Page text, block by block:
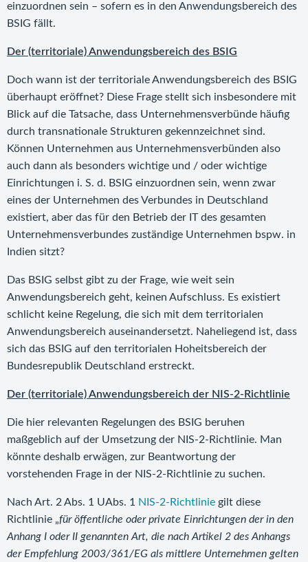
einzuordnen sein – sofern es in den Anwendungsbereich des
BSIG fällt.
Der (territoriale) Anwendungsbereich des BSIG
Doch wann ist der territoriale Anwendungsbereich des BSIG
überhaupt eröffnet? Diese Frage stellt sich insbesondere mit
Blick auf die Tatsache, dass Unternehmensverbünde häufig
durch transnationale Strukturen gekennzeichnet sind.
Können Unternehmen aus Unternehmensverbünden also
auch dann als besonders wichtige und / oder wichtige
Einrichtungen i. S. d. BSIG einzuordnen sein, wenn zwar
eines der Unternehmen des Verbundes in Deutschland
existiert, aber das für den Betrieb der IT des gesamten
Unternehmensverbundes zuständige Unternehmen bspw. in
Indien sitzt?
Das BSIG selbst gibt zu der Frage, wie weit sein
Anwendungsbereich geht, keinen Aufschluss. Es existiert
schlicht keine Regelung, die sich mit dem territorialen
Anwendungsbereich auseinandersetzt. Naheliegend ist, dass
sich das BSIG auf den territorialen Hoheitsbereich der
Bundesrepublik Deutschland erstreckt.
Der (territoriale) Anwendungsbereich der NIS-2-Richtlinie
Die hier relevanten Regelungen des BSIG beruhen
maßgeblich auf der Umsetzung der NIS-2-Richtlinie. Man
könnte deshalb erwägen, zur Beantwortung der
vorstehenden Frage in der NIS-2-Richtlinie zu suchen.
Nach Art. 2 Abs. 1 UAbs. 1 NIS-2-Richtlinie gilt diese
Richtlinie „für öffentliche oder private Einrichtungen der in den
Anhang I oder II genannten Art, die nach Artikel 2 des Anhangs
der Empfehlung 2003/361/EG als mittlere Unternehmen gelten